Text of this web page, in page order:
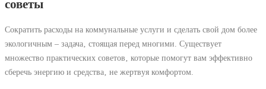
советы
Сократить расходы на коммунальные услуги и сделать свой дом более
экологичным – задача‚ стоящая перед многими. Существует
множество практических советов‚ которые помогут вам эффективно
сберечь энергию и средства‚ не жертвуя комфортом.